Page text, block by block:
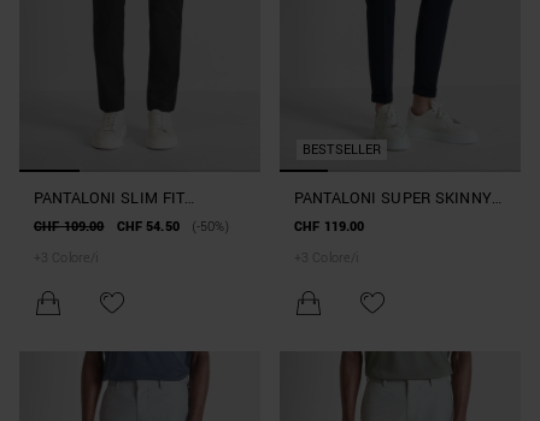
PANTALONI SLIM FIT
"MARK" IN MISTO TWILL DI
CHF 109.00 CHF 54.50
(-50%)
+ 3 Colore/i
BESTSELLER
PANTALONI SUPER SKINNY
FIT "ASHE" IN MISTO
CHF 119.00
+ 3 Colore/i